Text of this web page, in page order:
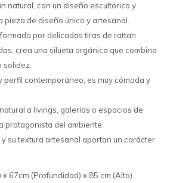
natural, con un diseño escultórico y
pieza de diseño único y artesanal.
por delicadas tiras de rattan
crea una silueta orgánica que combina
solidez.
perfil contemporáneo, es muy cómoda y
a livings, galerías o espacios de
protagonista del ambiente.
su textura artesanal aportan un carácter
67cm (Profundidad) x 85 cm (Alto).